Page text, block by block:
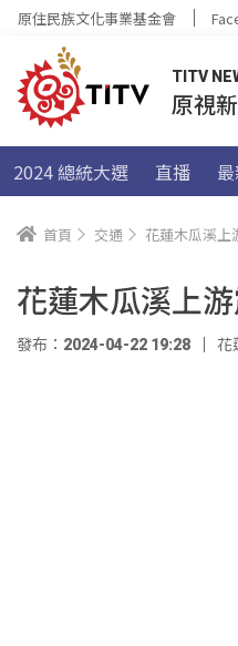
原住民族文化事業基金會
TITV
原視
2024 總統大選 直播
首頁 交通 花蓮木瓜溪上
花蓮木瓜溪上
發布：2024-04-22 19:28 花